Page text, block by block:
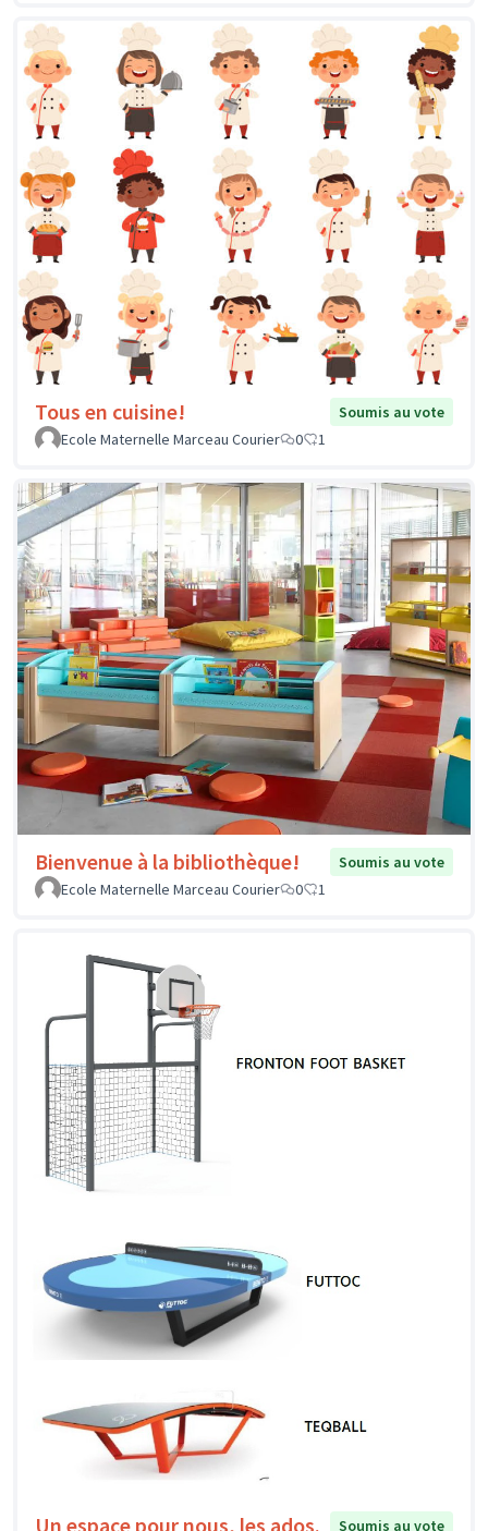
Tous en cuisine!
Soumis au vote
Ecole Maternelle Marceau Courier
0 1
Bienvenue à la bibliothèque!
Soumis au vote
Ecole Maternelle Marceau Courier
0 1
Un espace pour nous, les ados. Soumis au vote